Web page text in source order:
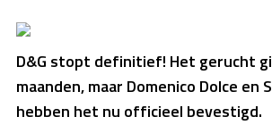
D&G stopt definitief! Het gerucht
maanden, maar Domenico Dolce en
hebben het nu officieel bevestigd.